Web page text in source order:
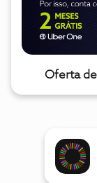
Oferta